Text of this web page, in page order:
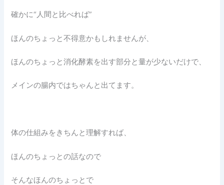
確かに“人間と比べれば”
ほんのちょっと不得意かもしれませんが、
ほんのちょっと消化酵素を出す部分と量が少ないだけで、
メインの腸内ではちゃんと出てます。
体の仕組みをきちんと理解すれば、
ほんのちょっとの話なので
そんなほんのちょっとで